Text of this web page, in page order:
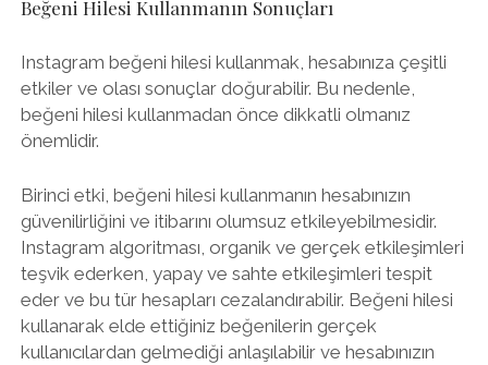
Beğeni Hilesi Kullanmanın Sonuçları
Instagram beğeni hilesi kullanmak, hesabınıza çeşitli
etkiler ve olası sonuçlar doğurabilir. Bu nedenle,
beğeni hilesi kullanmadan önce dikkatli olmanız
önemlidir.
Birinci etki, beğeni hilesi kullanmanın hesabınızın
güvenilirliğini ve itibarını olumsuz etkileyebilmesidir.
Instagram algoritması, organik ve gerçek etkileşimleri
teşvik ederken, yapay ve sahte etkileşimleri tespit
eder ve bu tür hesapları cezalandırabilir. Beğeni hilesi
kullanarak elde ettiğiniz beğenilerin gerçek
kullanıcılardan gelmediği anlaşılabilir ve hesabınızın